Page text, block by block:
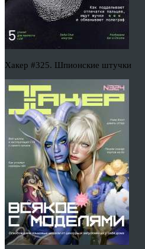
Хакер #325. Шпионские штучки